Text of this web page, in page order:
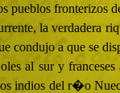
pueblos
la verdadera
condujo a que se
al sur y
indios del r�o